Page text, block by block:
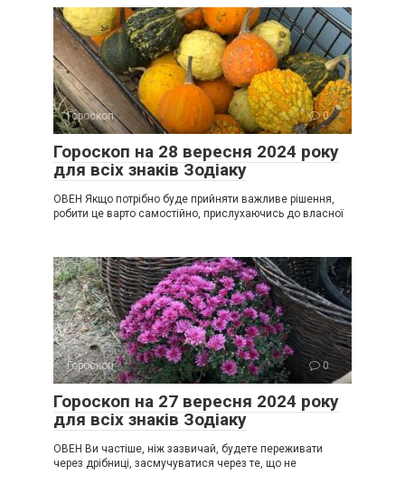
Гороскоп 0
Гороскоп на 28 вересня 2024 року
для всіх знаків Зодіаку
ОВЕН Якщо потрібно буде прийняти важливе рішення,
робити це варто самостійно, прислухаючись до власної
Гороскоп 0
Гороскоп на 27 вересня 2024 року
для всіх знаків Зодіаку
ОВЕН Ви частіше, ніж зазвичай, будете переживати
через дрібниці, засмучуватися через те, що не